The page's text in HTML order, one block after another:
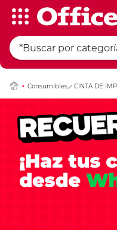
Consumibles CINTA DE